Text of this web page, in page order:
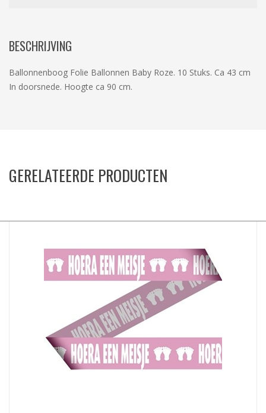
BESCHRIJVING
Ballonnenboog Folie Ballonnen Baby Roze. 10 Stuks. Ca 43 cm
In doorsnede. Hoogte ca 90 cm.
GERELATEERDE PRODUCTEN